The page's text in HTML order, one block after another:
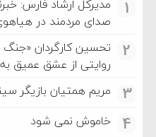
1
مدیرکل ارشاد فارس:
صدای مردمند در
2
تحسین کارگردان «جنگ
روایتی از عشق عمیق
3 مریم همتیان بازیگر
4 خاموش نمی شود